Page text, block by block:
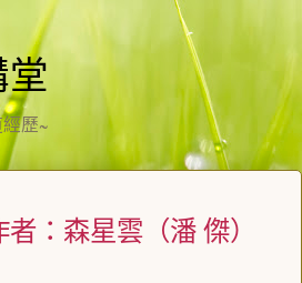
歷~
：森星雲（潘 傑）